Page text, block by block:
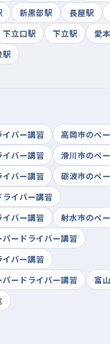
新黒部駅 長屋駅
下立口駅 下立駅 愛
駅
バー講習
高岡市のペ
バー講習
滑川市のペ
バー講習
砺波市のペ
イバー講習
バー講習
射水市のペ
ードライバー講習
バー講習
ードライバー講習
富